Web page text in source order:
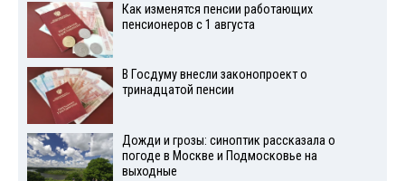
Как изменятся пенсии работающих
пенсионеров с 1 августа
В Госдуму внесли законопроект о
тринадцатой пенсии
Дожди и грозы: синоптик рассказала о
погоде в Москве и Подмосковье на
выходные